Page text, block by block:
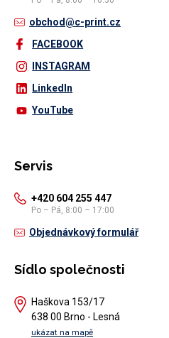
obchod@c-print.cz
FACEBOOK
INSTAGRAM
LinkedIn
YouTube
Servis
+420 604 255 447
Po – Pá, 8:00 – 17:00
Objednávkový formulář
Sídlo společnosti
Haškova 153/17
638 00 Brno - Lesná
ukázat na mapě